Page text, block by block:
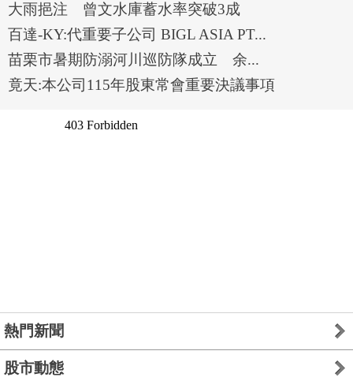
大雨挹注 曾文水庫蓄水率突破3成
百達-KY:代重要子公司 BIGL ASIA PT...
苗栗市暑期防溺河川巡防隊成立 余...
竟天:本公司115年股東常會重要決議事項
熱門新聞
股市動態